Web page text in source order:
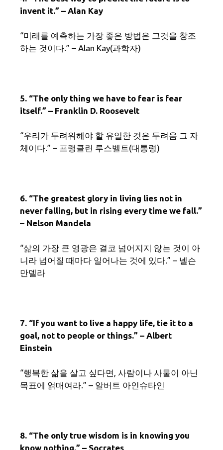
invent it.” – Alan Kay
“미래를 예측하는 가장 좋은 방법은 그것을 창조
하는 것이다.” – Alan Kay(과학자)
5. “The only thing we have to fear is fear
itself.” – Franklin D. Roosevelt
“우리가 두려워해야 할 유일한 것은 두려움 그 자
체이다.” – 프랭클린 루스벨트(대통령)
6. “The greatest glory in living lies not in
never falling, but in rising every time we fall.”
– Nelson Mandela
“삶의 가장 큰 영광은 결코 넘어지지 않는 것이 아
니라 넘어질 때마다 일어나는 것에 있다.” – 넬슨
만델라
7. “If you want to live a happy life, tie it to a
goal, not to people or things.” – Albert
Einstein
“행복한 삶을 살고 싶다면, 사람이나 사물이 아닌
목표에 얽매여라.” – 알버트 아인슈타인
8. “The only true wisdom is in knowing you
know nothing.” – Socrates